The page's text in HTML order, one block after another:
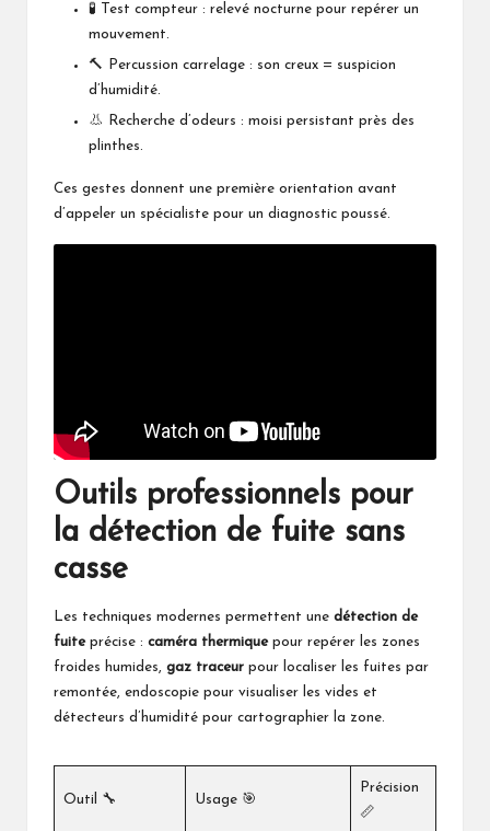
🧪 Test compteur : relevé nocturne pour repérer un
mouvement.
🔨 Percussion carrelage : son creux = suspicion
d’humidité.
👃 Recherche d’odeurs : moisi persistant près des
plinthes.
Ces gestes donnent une première orientation avant
d’appeler un spécialiste pour un diagnostic poussé.
Outils professionnels pour
la détection de fuite sans
casse
Les techniques modernes permettent une détection de
fuiteprécise : caméra thermiquepour repérer les zones
froides humides, gaz traceur pour localiser les fuites par
remontée, endoscopie pour visualiser les vides et
détecteurs d’humidité pour cartographier la zone.
Outil 🔧 Usage 🎯
Précision
📏